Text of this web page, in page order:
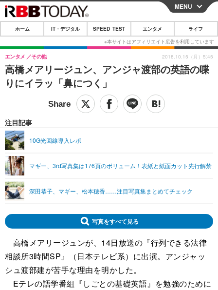
CLOSE
ホーム
IT・デジタル
IT・デジタルTOP スマートフォン
その他
SPEED TEST
映画・ドラマ
グラビア ブログ
ショッピング その他
ライフTOP
リリース一覧
プッシュ通知の停止方法
MENU
ホーム IT・デジタル SPEED TEST エンタメ ライフ
高橋メアリージュン、アンジャ渡部の英語の喋
りにイラッ「鼻につく」
エンタメ その他
注目記事
10G光回線導入レポ
マギー、3rd写真集は176頁のボリューム！表紙と紙面カット先行解禁
深田恭子、マギー、松本穂香……注目写真集まとめてチェック
2018.10.15（月）5:45
写真をすべて見る
高橋メアリージュンが、14日放送の『行列できる法律
相談所3時間SP』（日本テレビ系）に出演。アンジャッ
シュ渡部建が苦手な理由を明かした。
Eテレの語学番組『しごとの基礎英語』を勉強のために